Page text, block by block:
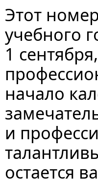
Этот
учебного
1
начало
и
остается